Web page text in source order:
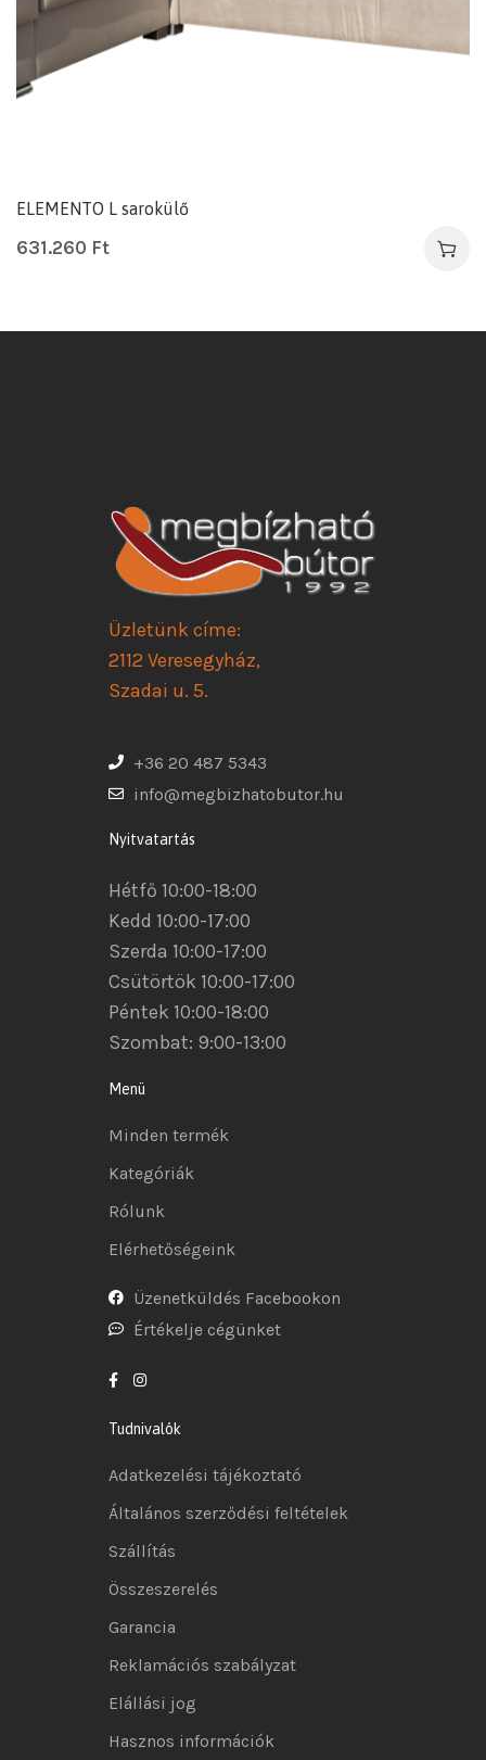
ELEMENTO L sarokülő
631.260 Ft
Üzletünk címe:
2112 Veresegyház,
Szadai u. 5.
+36 20 487 5343
info@megbizhatobutor.hu
Nyitvatartás
Hétfő 10:00-18:00
Kedd 10:00-17:00
Szerda 10:00-17:00
Csütörtök 10:00-17:00
Péntek 10:00-18:00
Szombat: 9:00-13:00
Menü
Minden termék
Kategóriák
Rólunk
Elérhetőségeink
Üzenetküldés Facebookon
Értékelje cégünket
Tudnivalók
Adatkezelési tájékoztató
Általános szerződési feltételek
Szállítás
Összeszerelés
Garancia
Reklamációs szabályzat
Elállási jog
Hasznos információk